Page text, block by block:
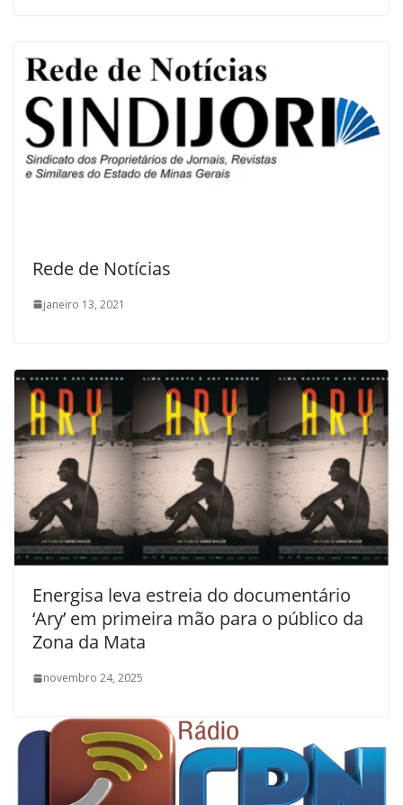
Rede de Notícias
janeiro 13, 2021
Energisa leva estreia do documentário
‘Ary’ em primeira mão para o público da
Zona da Mata
novembro 24, 2025